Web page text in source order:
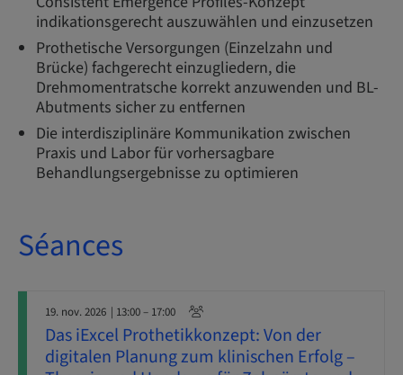
indikationsgerecht auszuwählen und einzusetzen
Prothetische Versorgungen (Einzelzahn und
Brücke) fachgerecht einzugliedern, die
Drehmomentratsche korrekt anzuwenden und BL-
Abutments sicher zu entfernen
Die interdisziplinäre Kommunikation zwischen
Praxis und Labor für vorhersagbare
Behandlungsergebnisse zu optimieren
Séances
19. nov. 2026 | 13:00 – 17:00
Das iExcel Prothetikkonzept: Von der
digitalen Planung zum klinischen Erfolg –